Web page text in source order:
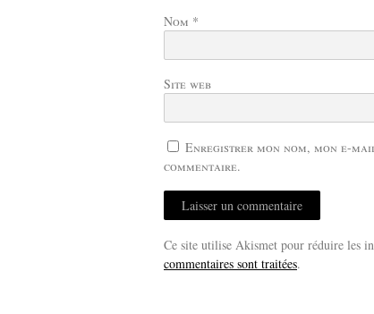
Nom *
Site web
Enregistrer mon nom, mon e-
commentaire.
Ce site utilise Akismet pour réduire les
commentaires sont traitées.